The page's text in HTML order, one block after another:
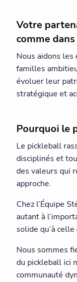
Votre
comme
Nous aidons
familles
évoluer leur
stratégique et
Pourquoi le
Le pickleball
disciplinés et
des valeurs qui
approche.
Chez l’Équipe
autant à
solide qu’à
Nous sommes
du pickleball ici
communauté